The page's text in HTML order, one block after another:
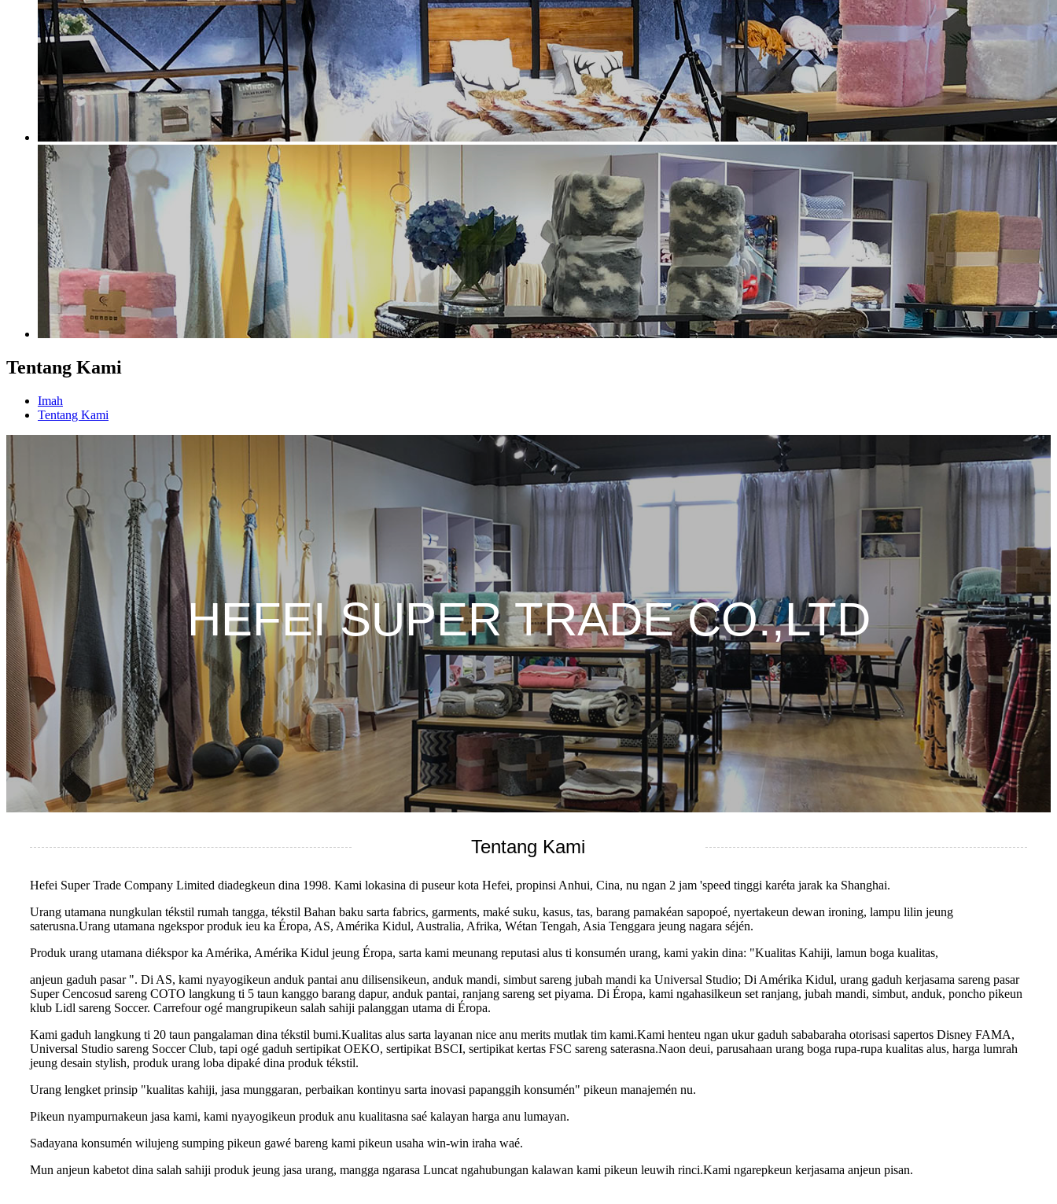
Tentang Kami
Imah
Tentang Kami
HEFEI SUPER TRADE CO.,LTD
Tentang Kami
Hefei Super Trade Company Limited diadegkeun dina 1998. Kami lokasina di puseur kota Hefei, propinsi Anhui, Cina, nu ngan 2 jam 'speed tinggi karéta jarak ka Shanghai.
Urang utamana nungkulan tékstil rumah tangga, tékstil Bahan baku sarta fabrics, garments, maké suku, kasus, tas, barang pamakéan sapopoé, nyertakeun dewan ironing, lampu lilin jeung
saterusna.Urang utamana ngekspor produk ieu ka Éropa, AS, Amérika Kidul, Australia, Afrika, Wétan Tengah, Asia Tenggara jeung nagara séjén.
Produk urang utamana diékspor ka Amérika, Amérika Kidul jeung Éropa, sarta kami meunang reputasi alus ti konsumén urang, kami yakin dina: "Kualitas Kahiji, lamun boga kualitas,
anjeun gaduh pasar ". Di AS, kami nyayogikeun anduk pantai anu dilisensikeun, anduk mandi, simbut sareng jubah mandi ka Universal Studio; Di Amérika Kidul, urang gaduh kerjasama sareng pasar
Super Cencosud sareng COTO langkung ti 5 taun kanggo barang dapur, anduk pantai, ranjang sareng set piyama. Di Éropa, kami ngahasilkeun set ranjang, jubah mandi, simbut, anduk, poncho pikeun
klub Lidl sareng Soccer. Carrefour ogé mangrupikeun salah sahiji palanggan utama di Éropa.
Kami gaduh langkung ti 20 taun pangalaman dina tékstil bumi.Kualitas alus sarta layanan nice anu merits mutlak tim kami.Kami henteu ngan ukur gaduh sababaraha otorisasi sapertos Disney FAMA,
Universal Studio sareng Soccer Club, tapi ogé gaduh sertipikat OEKO, sertipikat BSCI, sertipikat kertas FSC sareng saterasna.Naon deui, parusahaan urang boga rupa-rupa kualitas alus, harga lumrah
jeung desain stylish, produk urang loba dipaké dina produk tékstil.
Urang lengket prinsip "kualitas kahiji, jasa munggaran, perbaikan kontinyu sarta inovasi papanggih konsumén" pikeun manajemén nu.
Pikeun nyampurnakeun jasa kami, kami nyayogikeun produk anu kualitasna saé kalayan harga anu lumayan.
Sadayana konsumén wilujeng sumping pikeun gawé bareng kami pikeun usaha win-win iraha waé.
Mun anjeun kabetot dina salah sahiji produk jeung jasa urang, mangga ngarasa Luncat ngahubungan kalawan kami pikeun leuwih rinci.Kami ngarepkeun kerjasama anjeun pisan.